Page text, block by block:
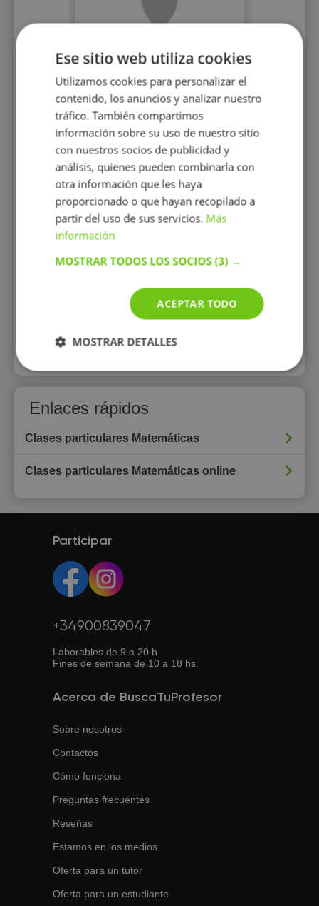
Jonatan Romero
Carvajal
Enseño todas las asignaturas
de la parte científico técnica
Enlaces rápidos
Clases particulares Matemáticas
Clases particulares Matemáticas online
Participar
+34900839047
Laborables de 9 a 20 h
Fines de semana de 10 a 18 hs.
Acerca de BuscaTuProfesor
Sobre nosotros
Contactos
Cómo funciona
Preguntas frecuentes
Reseñas
Estamos en los medios
Oferta para un tutor
Oferta para un estudiante
Ese sitio web utiliza cookies
Utilizamos cookies para personalizar el
contenido, los anuncios y analizar nuestro
tráfico. También compartimos
información sobre su uso de nuestro sitio
con nuestros socios de publicidad y
análisis, quienes pueden combinarla con
otra información que les haya
proporcionado o que hayan recopilado a
partir del uso de sus servicios. Más
información
MOSTRAR TODOS LOS SOCIOS(3) →
ACEPTAR TODO
MOSTRAR DETALLES